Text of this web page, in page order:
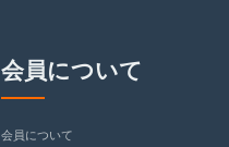
会員について
会員について